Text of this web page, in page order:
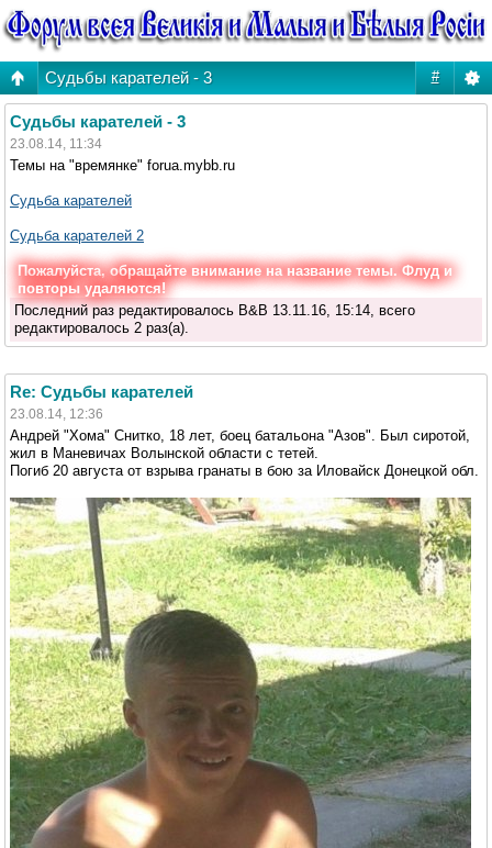
#
Судьбы карателей - 3
Судьбы карателей - 3
23.08.14, 11:34
Темы на "времянке" forua.mybb.ru
Судьба карателей
Судьба карателей 2
Пожалуйста, обращайте внимание на название темы. Флуд и
повторы удаляются!
Последний раз редактировалось B&B 13.11.16, 15:14, всего
редактировалось 2 раз(а).
Re: Судьбы карателей
23.08.14, 12:36
Андрей "Хома" Снитко, 18 лет, боец батальона "Азов". Был сиротой,
жил в Маневичах Волынской области с тетей.
Погиб 20 августа от взрыва гранаты в бою за Иловайск Донецкой обл.